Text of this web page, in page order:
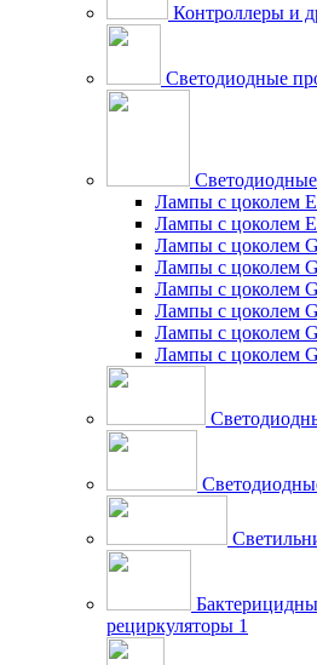
Контроллеры и
Светодиодные
Лампы с цоколем
Лампы с цоколем
Лампы с цоколем
Лампы с цоколем
Лампы с цоколем
Лампы с цоколем
Лампы с цоколем
Лампы с цоколем
рециркуляторы 1